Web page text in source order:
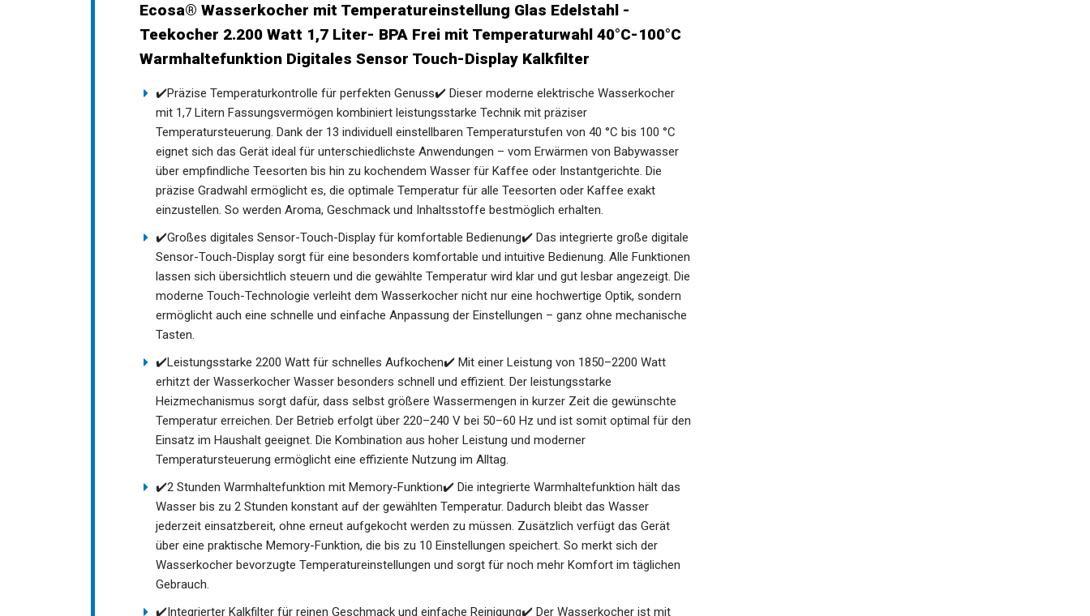
Ecosa® Wasserkocher mit Temperatureinstellung Glas Edelstahl -
Teekocher 2.200 Watt 1,7 Liter- BPA Frei mit Temperaturwahl 40°C-100°C
Warmhaltefunktion Digitales Sensor Touch-Display Kalkfilter
✔️Präzise Temperaturkontrolle für perfekten Genuss✔️ Dieser moderne elektrische Wasserkocher
mit 1,7 Litern Fassungsvermögen kombiniert leistungsstarke Technik mit präziser
Temperatursteuerung. Dank der 13 individuell einstellbaren Temperaturstufen von 40 °C bis 100 °C
eignet sich das Gerät ideal für unterschiedlichste Anwendungen – vom Erwärmen von Babywasser
über empfindliche Teesorten bis hin zu kochendem Wasser für Kaffee oder Instantgerichte. Die
präzise Gradwahl ermöglicht es, die optimale Temperatur für alle Teesorten oder Kaffee exakt
einzustellen. So werden Aroma, Geschmack und Inhaltsstoffe bestmöglich erhalten.
✔️Großes digitales Sensor-Touch-Display für komfortable Bedienung✔️ Das integrierte große digitale
Sensor-Touch-Display sorgt für eine besonders komfortable und intuitive Bedienung. Alle Funktionen
lassen sich übersichtlich steuern und die gewählte Temperatur wird klar und gut lesbar angezeigt. Die
moderne Touch-Technologie verleiht dem Wasserkocher nicht nur eine hochwertige Optik, sondern
ermöglicht auch eine schnelle und einfache Anpassung der Einstellungen – ganz ohne mechanische
Tasten.
✔️Leistungsstarke 2200 Watt für schnelles Aufkochen✔️ Mit einer Leistung von 1850–2200 Watt
erhitzt der Wasserkocher Wasser besonders schnell und effizient. Der leistungsstarke
Heizmechanismus sorgt dafür, dass selbst größere Wassermengen in kurzer Zeit die gewünschte
Temperatur erreichen. Der Betrieb erfolgt über 220–240 V bei 50–60 Hz und ist somit optimal für den
Einsatz im Haushalt geeignet. Die Kombination aus hoher Leistung und moderner
Temperatursteuerung ermöglicht eine effiziente Nutzung im Alltag.
✔️2 Stunden Warmhaltefunktion mit Memory-Funktion✔️ Die integrierte Warmhaltefunktion hält das
Wasser bis zu 2 Stunden konstant auf der gewählten Temperatur. Dadurch bleibt das Wasser
jederzeit einsatzbereit, ohne erneut aufgekocht werden zu müssen. Zusätzlich verfügt das Gerät
über eine praktische Memory-Funktion, die bis zu 10 Einstellungen speichert. So merkt sich der
Wasserkocher bevorzugte Temperatureinstellungen und sorgt für noch mehr Komfort im täglichen
Gebrauch.
✔️Integrierter Kalkfilter für reinen Geschmack und einfache Reinigung✔️ Der Wasserkocher ist mit